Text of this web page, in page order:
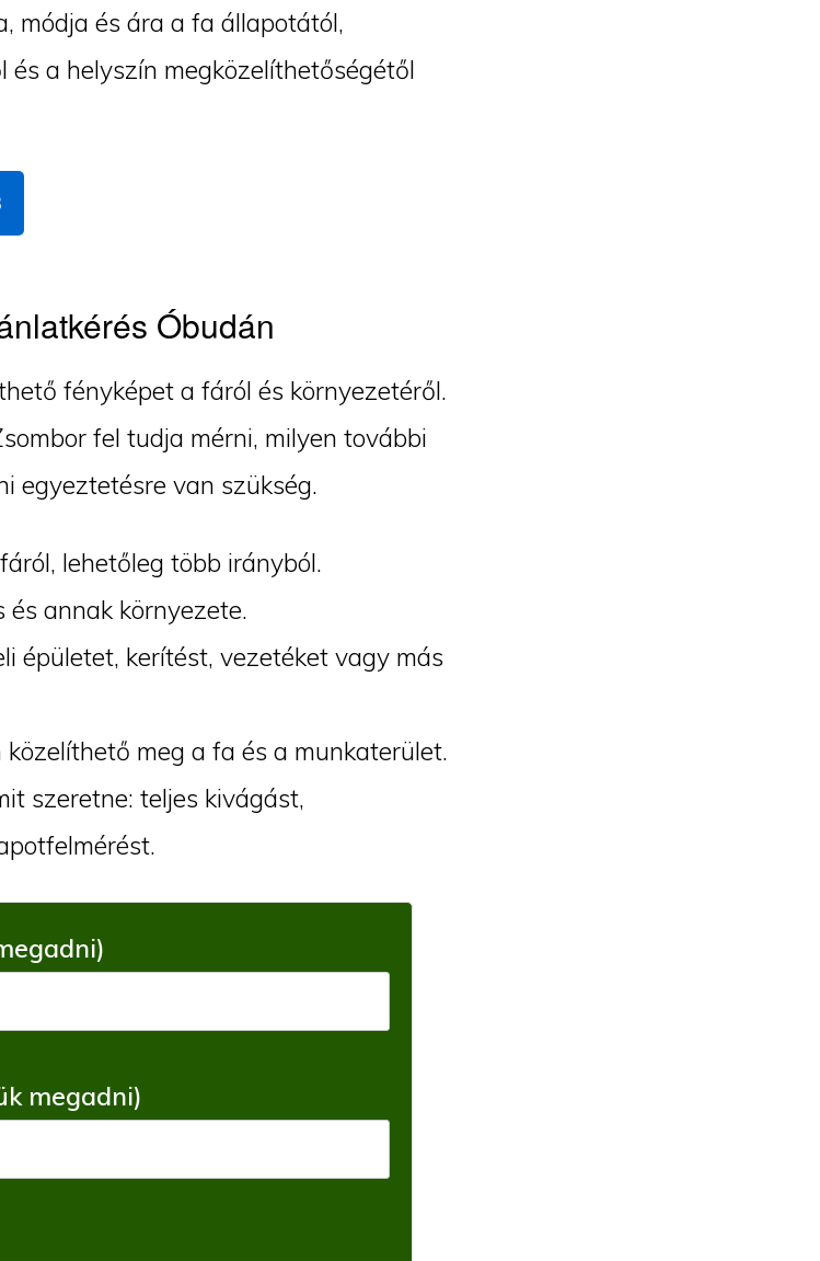
módja és ára a fa állapotától,
és a helyszín megközelíthetőségétől
Óbudán
fényképet a fáról és környezetéről.
fel tudja mérni, milyen további
egyeztetésre van szükség.
lehetőleg több irányból.
annak környezete.
épületet, kerítést, vezetéket vagy más
meg a fa és a munkaterület.
szeretne: teljes kivágást,
megadni)